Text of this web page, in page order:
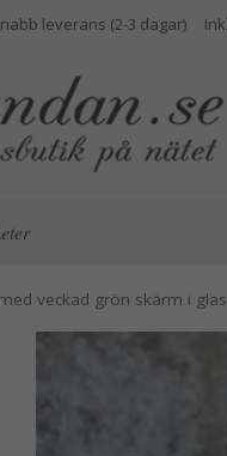
leverans (2-3 dagar)
veckad grön skärm i glas